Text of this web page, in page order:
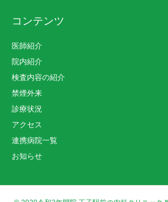
コンテンツ
医師紹介
院内紹介
検査内容の紹介
禁煙外来
診療状況
アクセス
連携病院一覧
お知らせ